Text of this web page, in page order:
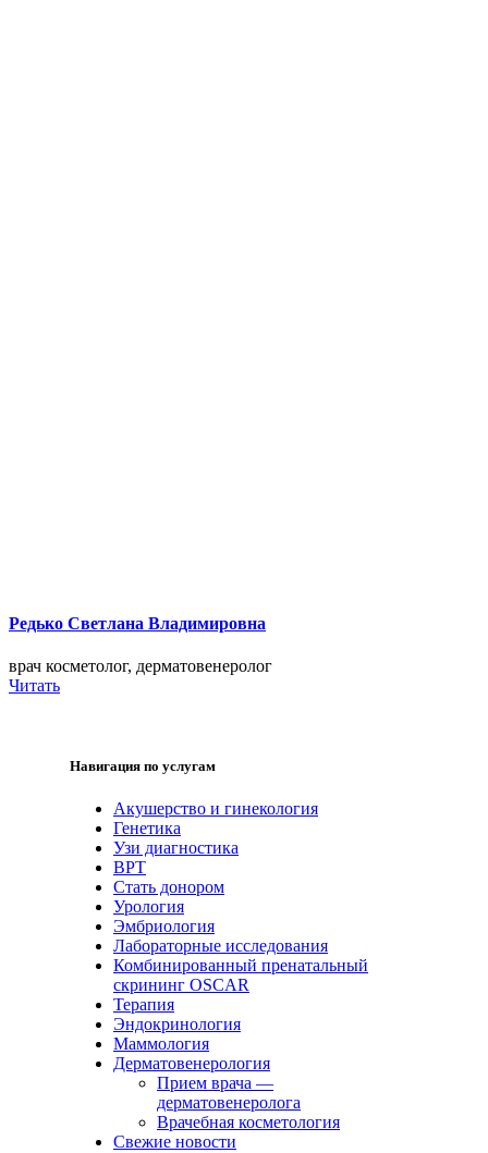
Редько Светлана Владимировна
врач косметолог, дерматовенеролог
Читать
Навигация по услугам
Акушерство и гинекология
Генетика
Узи диагностика
ВРТ
Стать донором
Урология
Эмбриология
Лабораторные исследования
Комбинированный пренатальный
скрининг OSCAR
Терапия
Эндокринология
Маммология
Дерматовенерология
Прием врача —
дерматовенеролога
Врачебная косметология
Свежие новости